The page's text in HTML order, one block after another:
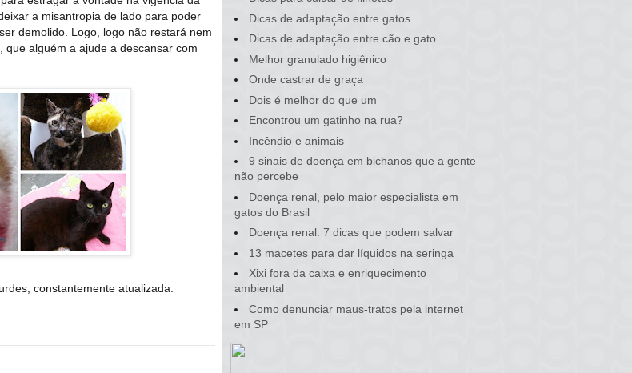
a misantropia de lado para poder
demolido. Logo, logo não restará nem
que alguém a ajude a descansar com
constantemente atualizada.
Dicas de adaptação entre gatos
Dicas de adaptação entre cão e gato
Melhor granulado higiênico
Onde castrar de graça
Dois é melhor do que um
Encontrou um gatinho na rua?
Incêndio e animais
9 sinais de doença em bichanos que a gente
não percebe
Doença renal, pelo maior especialista em
gatos do Brasil
Doença renal: 7 dicas que podem salvar
13 macetes para dar líquidos na seringa
Xixi fora da caixa e enriquecimento
ambiental
Como denunciar maus-tratos pela internet
em SP